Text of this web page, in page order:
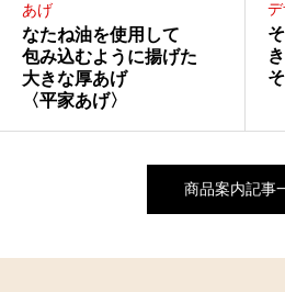
あげ
なたね油を使用して
包み込むように揚げた
大きな厚あげ
〈平家あげ〉
デ
商品案内記事